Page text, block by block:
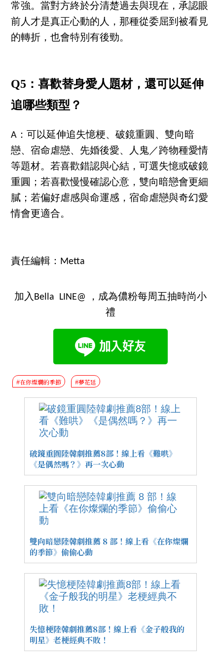
常強。當對方終於分清楚過去與現在，承認眼
前人才是真正心動的人，那種從委屈到被看見
的轉折，也會特別有後勁。
Q5：喜歡替身愛人題材，還可以延伸
追哪些類型？
A：可以延伸追失憶梗、破鏡重圓、雙向暗
戀、宿命虐戀、先婚後愛、人鬼／跨物種愛情
等題材。若喜歡錯認與心結，可選失憶或破鏡
重圓；若喜歡慢慢確認心意，雙向暗戀會更細
膩；若偏好虐感與命運感，宿命虐戀與奇幻愛
情會更適合。
責任編輯：Metta
加入Bella LINE@ ，成為儂粉每周五抽時尚小
禮
#在你燦爛的季節 #夢花廷
破鏡重圓陸韓劇推薦8部！線上看《難哄》
《是偶然嗎？》再一次心動
雙向暗戀陸韓劇推薦 8 部！線上看《在你燦爛
的季節》偷偷心動
失憶梗陸韓劇推薦8部！線上看《金子般我的
明星》老梗經典不敗！